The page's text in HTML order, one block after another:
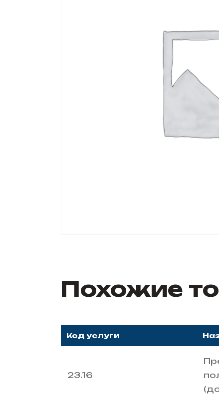
Похожие
Код услуги
23.16